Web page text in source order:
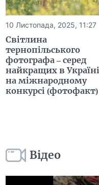
10 Листопада, 2025, 11:27
Світлина
тернопільського
фотографа – серед
найкращих в Україні
на міжнародному
конкурсі (фотофакт)
Відео